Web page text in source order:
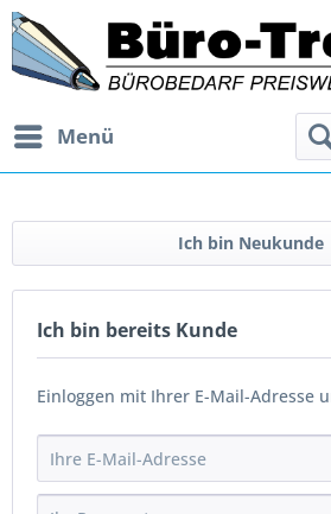
Menü
Ich bin Neukunde
Ich bin bereits Kunde
Einloggen mit Ihrer E-Mail-Adresse